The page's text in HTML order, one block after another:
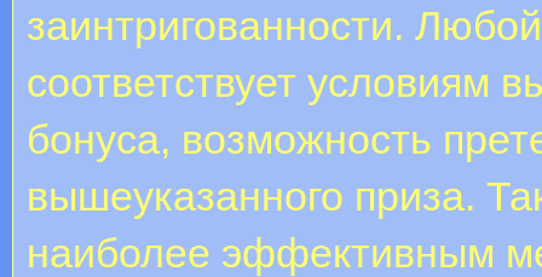
заинтригованности.
соответствует условиям
бонуса, возможность
вышеуказанного приза.
наиболее эффективным